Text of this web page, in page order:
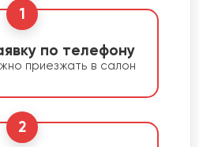
1
по телефону
приезжать в салон
2